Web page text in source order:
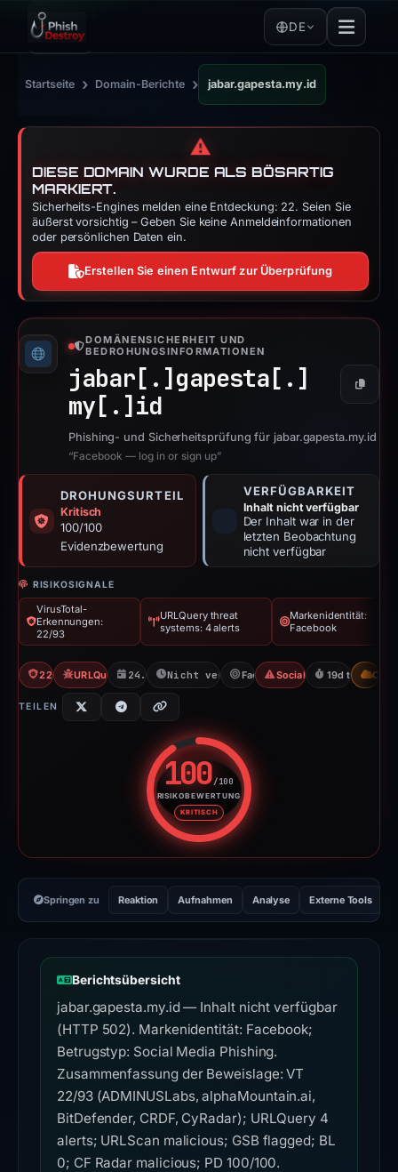
DE
Startseite › Domain-Berichte › jabar.gapesta.my.id
⚠️
DIESE DOMAIN WURDE ALS BÖSARTIG
MARKIERT.
Sicherheits-Engines melden eine Entdeckung: 22. Seien Sie
äußerst vorsichtig – Geben Sie keine Anmeldeinformationen
oder persönlichen Daten ein.
Erstellen Sie einen Entwurf zur Überprüfung
DOMÄNENSICHERHEIT UND
BEDROHUNGSINFORMATIONEN
jabar[.] gapesta[.]
my[.] id
Phishing- und Sicherheitsprüfung für jabar.gapesta.my.id
“Facebook — log in or sign up”
DROHUNGSURTEIL
Kritisch
100/100
Evidenzbewertung
VERFÜGBARKEIT
Inhalt nicht verfügbar
Der Inhalt war in der
letzten Beobachtung
nicht verfügbar
RISIKOSIGNALE
VirusTotal-
Erkennungen:
22/93
URLQuery threat
systems: 4 alerts
Markenidentität:
Facebook
22/93 VTURLQuery: 4 threat alerts
24.02.2026Nicht verfügbar seit 15.03.2026
FacebookSocial Media Phishing
19d to CDN
TEILEN
100/100
RISIKOBEWERTUNG
KRITISCH
Risikobewertung: 100 von
Springen zu Reaktion Aufnahmen Analyse Externe Tools
Berichtsübersicht
jabar.gapesta.my.id — Inhalt nicht verfügbar
(HTTP 502). Markenidentität: Facebook;
Betrugstyp: Social Media Phishing.
Zusammenfassung der Beweislage: VT
22/93 (ADMINUSLabs, alphaMountain.ai,
BitDefender, CRDF, CyRadar); URLQuery 4
alerts; URLScan malicious; GSB flagged; BL
0; CF Radar malicious; PD 100/100.